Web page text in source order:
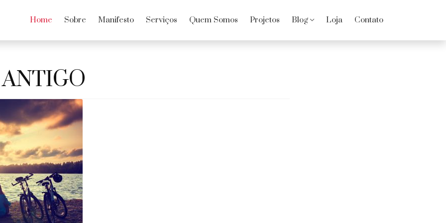
Home Sobre Manifesto Serviços Quem Somos Projetos Blog Loja Contato